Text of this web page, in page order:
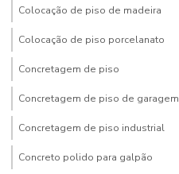
Colocação de piso de madeira
Colocação de piso porcelanato
Concretagem de piso
Concretagem de piso de garagem
Concretagem de piso industrial
Concreto polido para galpão